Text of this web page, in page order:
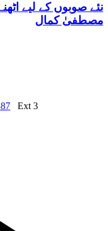
نئے صوبوں کے لیے
مصطفیٰ کمال
Ext 3